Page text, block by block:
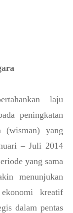
laju
peningkatan
(wisman) yang
– Juli 2014
yang sama
menunjukan
kreatif
dalam pentas